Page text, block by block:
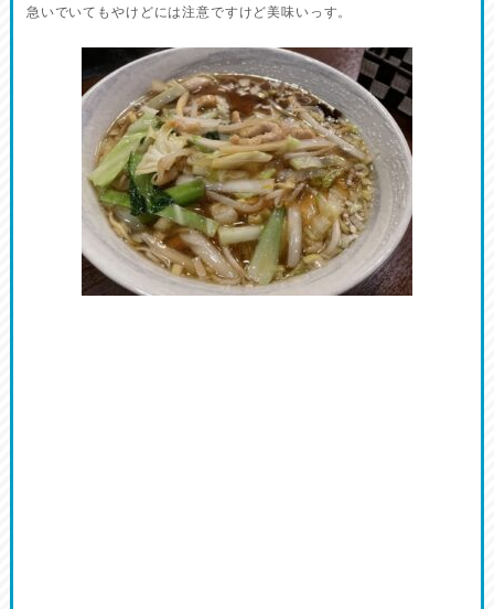
急いでいてもやけどには注意ですけど美味いっす。